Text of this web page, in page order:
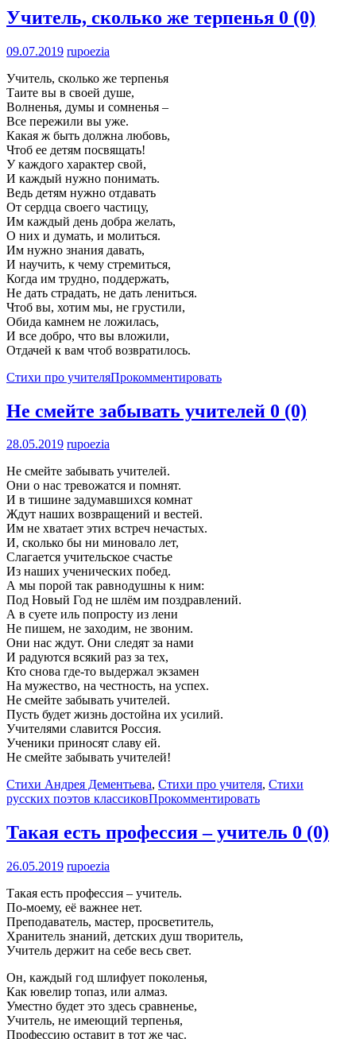
Учитель, сколько же терпенья 0 (0)
09.07.2019 rupoezia
Учитель, сколько же терпенья
Таите вы в своей душе,
Волненья, думы и сомненья –
Все пережили вы уже.
Какая ж быть должна любовь,
Чтоб ее детям посвящать!
У каждого характер свой,
И каждый нужно понимать.
Ведь детям нужно отдавать
От сердца своего частицу,
Им каждый день добра желать,
О них и думать, и молиться.
Им нужно знания давать,
И научить, к чему стремиться,
Когда им трудно, поддержать,
Не дать страдать, не дать лениться.
Чтоб вы, хотим мы, не грустили,
Обида камнем не ложилась,
И все добро, что вы вложили,
Отдачей к вам чтоб возвратилось.
Стихи про учителяПрокомментировать
Не смейте забывать учителей 0 (0)
28.05.2019 rupoezia
Не смейте забывать учителей.
Они о нас тревожатся и помнят.
И в тишине задумавшихся комнат
Ждут наших возвращений и вестей.
Им не хватает этих встреч нечастых.
И, сколько бы ни миновало лет,
Слагается учительское счастье
Из наших ученических побед.
А мы порой так равнодушны к ним:
Под Новый Год не шлём им поздравлений.
А в суете иль попросту из лени
Не пишем, не заходим, не звоним.
Они нас ждут. Они следят за нами
И радуются всякий раз за тех,
Кто снова где-то выдержал экзамен
На мужество, на честность, на успех.
Не смейте забывать учителей.
Пусть будет жизнь достойна их усилий.
Учителями славится Россия.
Ученики приносят славу ей.
Не смейте забывать учителей!
Стихи Андрея Дементьева, Стихи про учителя, Стихи
русских поэтов классиковПрокомментировать
Такая есть профессия – учитель 0 (0)
26.05.2019 rupoezia
Такая есть профессия – учитель.
По-моему, её важнее нет.
Преподаватель, мастер, просветитель,
Хранитель знаний, детских душ творитель,
Учитель держит на себе весь свет.
Он, каждый год шлифует поколенья,
Как ювелир топаз, или алмаз.
Уместно будет это здесь сравненье,
Учитель, не имеющий терпенья,
Профессию оставит в тот же час.